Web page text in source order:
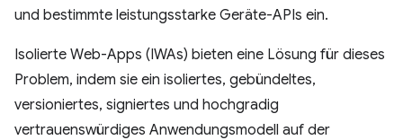
und bestimmte leistungsstarke Geräte-APIs ein.
Isolierte Web-Apps (IWAs) bieten eine Lösung für dieses
Problem, indem sie ein isoliertes, gebündeltes,
versioniertes, signiertes und hochgradig
vertrauenswürdiges Anwendungsmodell auf der